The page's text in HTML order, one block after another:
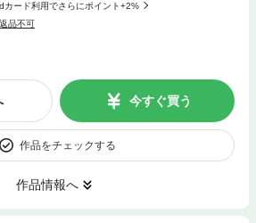
dカード利用でさらにポイント+2%
返品不可
今すぐ買う
作品をチェックする
作品情報へ